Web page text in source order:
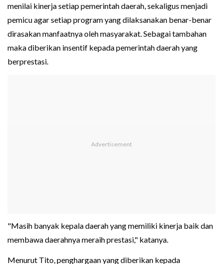
menilai kinerja setiap pemerintah daerah, sekaligus menjadi
pemicu agar setiap program yang dilaksanakan benar-benar
dirasakan manfaatnya oleh masyarakat. Sebagai tambahan
maka diberikan insentif kepada pemerintah daerah yang
berprestasi.
"Masih banyak kepala daerah yang memiliki kinerja baik dan
membawa daerahnya meraih prestasi," katanya.
Menurut Tito, penghargaan yang diberikan kepada